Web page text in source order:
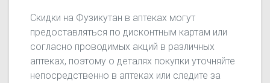
Скидки на Фузикутан в аптеках могут
предоставляться по дисконтным картам или
согласно проводимых акций в различных
аптеках, поэтому о деталях покупки уточняйте
непосредственно в аптеках или следите за